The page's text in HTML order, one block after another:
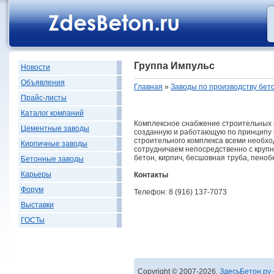
Новости
Объявления
Прайс-листы
Каталог компаний
Цементные заводы
Кирпичные заводы
Бетонные заводы
Карьеры
Форум
Выставки
ГОСТы
Группа Импульс
Главная » Заводы по производству
Комплексное снабжение
созданную и работающую по принципу
строительного комплекса всеми
сотрудничаем непосредственно с
бетон, кирпич, бесшовная труба,
Контакты
Телефон: 8 (916) 137-7073
Copyright © 2007-2026,